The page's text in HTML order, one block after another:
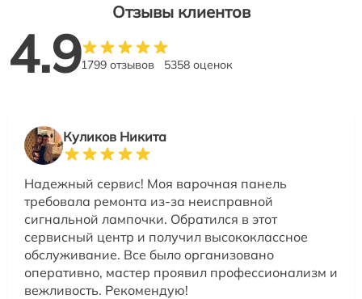
Отзывы клиентов
4.91799 отзывов 5358 оценок
Куликов Никита
Надежный сервис! Моя варочная панель
требовала ремонта из-за неисправной
сигнальной лампочки. Обратился в этот
сервисный центр и получил высококлассное
обслуживание. Все было организовано
оперативно, мастер проявил профессионализм и
вежливость. Рекомендую!